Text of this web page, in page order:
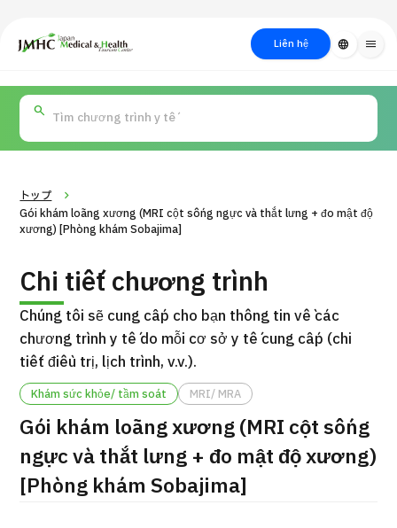
Trung tâm Du lịch Y tế & Sức khỏe Nhật Bản (JMHC)
Liên hệ language menu
Về Japan
Medical
Quy trình khám chữa
bệnh
Tìm theo
bộ phận
Tìm theo xét
nghiệm / phương
kiếm y
PICK UP PROGRAM
Gói dịch vụ ý kiến y tế thứ hai cho bệnh nhân quốc tế（Bệnh
viện Đa khoa Shonan Kamakura）
治療 治療
2026.01.12
トップ
Gói khám loãng xương (MRI cột sống ngực và thắt lưng + đo mật độ
xương) [Phòng khám Sobajima]
Chi tiết chương trình
Chúng tôi sẽ cung cấp cho bạn thông tin về các
chương trình y tế do mỗi cơ sở y tế cung cấp (chi
tiết điều trị, lịch trình, v.v.).
Khám sức khỏe/ tầm soát MRI/ MRA
Gói khám loãng xương (MRI cột sống
ngực và thắt lưng + đo mật độ xương)
[Phòng khám Sobajima]